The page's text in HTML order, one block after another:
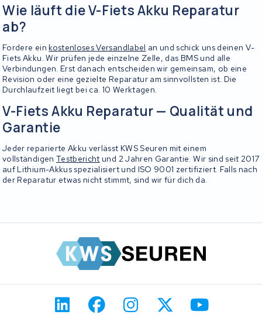
Wie läuft die V-Fiets Akku Reparatur
ab?
Fordere einkostenloses Versandlabel an und schick uns deinen V-
Fiets Akku. Wir prüfen jede einzelne Zelle, das BMS und alle
Verbindungen. Erst danach entscheiden wir gemeinsam, ob eine
Revision oder eine gezielte Reparatur am sinnvollsten ist. Die
Durchlaufzeit liegt bei ca. 10 Werktagen.
V-Fiets Akku Reparatur — Qualität und
Garantie
Jeder reparierte Akku verlässt KWS Seuren mit einem
vollständigen Testbericht und 2 Jahren Garantie. Wir sind seit 2017
auf Lithium-Akkus spezialisiert und ISO 9001 zertifiziert. Falls nach
der Reparatur etwas nicht stimmt, sind wir für dich da.